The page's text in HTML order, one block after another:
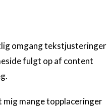
omgang tekstjusteringer
fulgt op af content
mig mange topplaceringer